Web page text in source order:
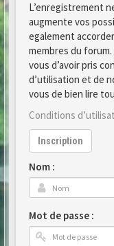
L’enregistrement
augmente vos
egalement
membres du
vous d’avoir pris
d’utilisation et de
vous de bien lire
Conditions
Inscription
Nom :
Mot de passe :